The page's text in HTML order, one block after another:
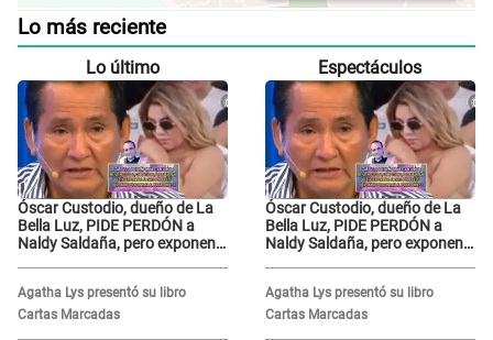
Lo más reciente
Lo último
Óscar Custodio, dueño de La
Bella Luz, PIDE PERDÓN a
Naldy Saldaña, pero exponen
grabar"
Agatha Lys presentó su libro
Cartas Marcadas
Espectáculos
Óscar Custodio, dueño de La
Bella Luz, PIDE PERDÓN a
Naldy Saldaña, pero exponen
grabar"
Agatha Lys presentó su libro
Cartas Marcadas